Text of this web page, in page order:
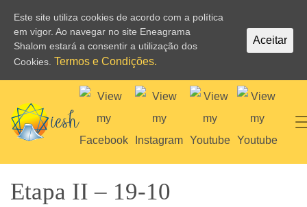
Etapa II – 19-10
Este site utiliza cookies de acordo com a política
em vigor. Ao navegar no site Eneagrama
Shalom estará a consentir a utilização dos
Cookies. Termos e Condições.
Aceitar